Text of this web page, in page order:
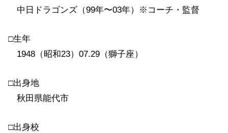
中日ドラゴンズ（99年〜03年）※コーチ・監督
□生年
1948（昭和23）07.29（獅子座）
□出身地
秋田県能代市
□出身校